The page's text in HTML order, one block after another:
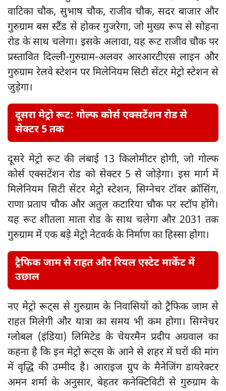
वाटिका चौक, सुभाष चौक, राजीव चौक, सदर बाजार और
गुरुग्राम बस स्टैंड से होकर गुजरेगा, जो मुख्य रूप से सोहना
रोड के साथ चलेगा। इसके अलावा, यह रूट राजीव चौक पर
प्रस्तावित दिल्ली-गुरुग्राम-अलवर आरआरटीएस लाइन और
गुरुग्राम रेलवे स्टेशन पर मिलेनियम सिटी सेंटर मेट्रो स्टेशन से
जुड़ेगा।
दूसरा मेट्रो रूट: गोल्फ कोर्स एक्सटेंशन रोड से
सेक्टर 5 तक
दूसरे मेट्रो रूट की लंबाई 13 किलोमीटर होगी, जो गोल्फ
कोर्स एक्सटेंशन रोड को सेक्टर 5 से जोड़ेगा। इस मार्ग में
मिलेनियम सिटी सेंटर मेट्रो स्टेशन, सिग्नेचर टॉवर क्रॉसिंग,
राणा प्रताप चौक और अतुल कटारिया चौक पर स्टॉप होंगे।
यह रूट शीतला माता रोड के साथ चलेगा और 2031 तक
गुरुग्राम में एक बड़े मेट्रो नेटवर्क के निर्माण का हिस्सा होगा।
ट्रैफिक जाम से राहत और रियल एस्टेट मार्केट में
उछाल
नए मेट्रो रूट्स से गुरुग्राम के निवासियों को ट्रैफिक जाम से
राहत मिलेगी और यात्रा का समय भी कम होगा। सिग्नेचर
ग्लोबल (इंडिया) लिमिटेड के चेयरमैन प्रदीप अग्रवाल का
कहना है कि इन मेट्रो रूट्स के आने से शहर में घरों की मांग
में वृद्धि की उम्मीद है। आराइज ग्रुप के मैनेजिंग डायरेक्टर
अमन शर्मा के अनुसार, बेहतर कनेक्टिविटी से गुरुग्राम के